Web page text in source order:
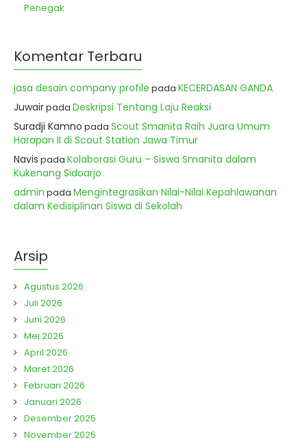
Penegak
Komentar Terbaru
jasa desain company profile pada KECERDASAN GANDA
Juwairpada Deskripsi Tentang Laju Reaksi
Suradji Kamno pada Scout Smanita Raih Juara Umum
Harapan II di Scout Station Jawa Timur
Navis pada Kolaborasi Guru – Siswa Smanita dalam
Kukenang Sidoarjo
admin pada Mengintegrasikan Nilai-Nilai Kepahlawanan
dalam Kedisiplinan Siswa di Sekolah
Arsip
Agustus 2026
Juli 2026
Juni 2026
Mei 2026
April 2026
Maret 2026
Februari 2026
Januari 2026
Desember 2025
November 2025